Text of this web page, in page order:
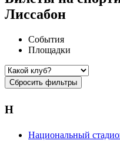
Лиссабон
События
Площадки
Сбросить фильтры
Н
Национальный